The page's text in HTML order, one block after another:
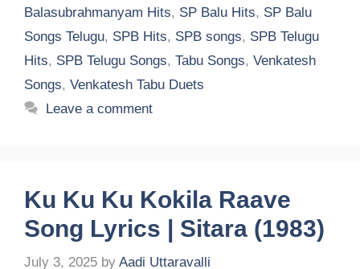
Balasubrahmanyam Hits, SP Balu Hits, SP Balu
Songs Telugu, SPB Hits, SPB songs, SPB Telugu
Hits, SPB Telugu Songs, Tabu Songs, Venkatesh
Songs, Venkatesh Tabu Duets
Leave a comment
Ku Ku Ku Kokila Raave
Song Lyrics | Sitara (1983)
July 3, 2025 by Aadi Uttaravalli